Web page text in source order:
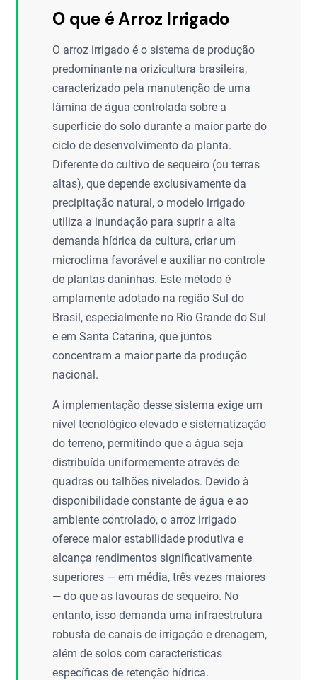
O que é Arroz Irrigado
O arroz irrigado é o sistema de produção
predominante na orizicultura brasileira,
caracterizado pela manutenção de uma
lâmina de água controlada sobre a
superfície do solo durante a maior parte do
ciclo de desenvolvimento da planta.
Diferente do cultivo de sequeiro (ou terras
altas), que depende exclusivamente da
precipitação natural, o modelo irrigado
utiliza a inundação para suprir a alta
demanda hídrica da cultura, criar um
microclima favorável e auxiliar no controle
de plantas daninhas. Este método é
amplamente adotado na região Sul do
Brasil, especialmente no Rio Grande do Sul
e em Santa Catarina, que juntos
concentram a maior parte da produção
nacional.
A implementação desse sistema exige um
nível tecnológico elevado e sistematização
do terreno, permitindo que a água seja
distribuída uniformemente através de
quadras ou talhões nivelados. Devido à
disponibilidade constante de água e ao
ambiente controlado, o arroz irrigado
oferece maior estabilidade produtiva e
alcança rendimentos significativamente
superiores — em média, três vezes maiores
— do que as lavouras de sequeiro. No
entanto, isso demanda uma infraestrutura
robusta de canais de irrigação e drenagem,
além de solos com características
específicas de retenção hídrica.